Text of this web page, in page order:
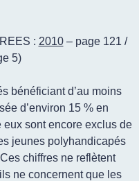
: 2010– page 121 /
5)
bénéficiant d’au moins
d’environ 15 % en
eux sont encore exclus de
jeunes polyhandicapés
chiffres ne reflètent
ne concernent que les